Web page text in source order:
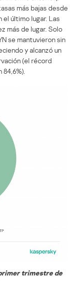
más bajas desde
el último lugar. Las
más de lugar. Solo
se mantuvieron sin
y alcanzó un
(el récord
trimestre de